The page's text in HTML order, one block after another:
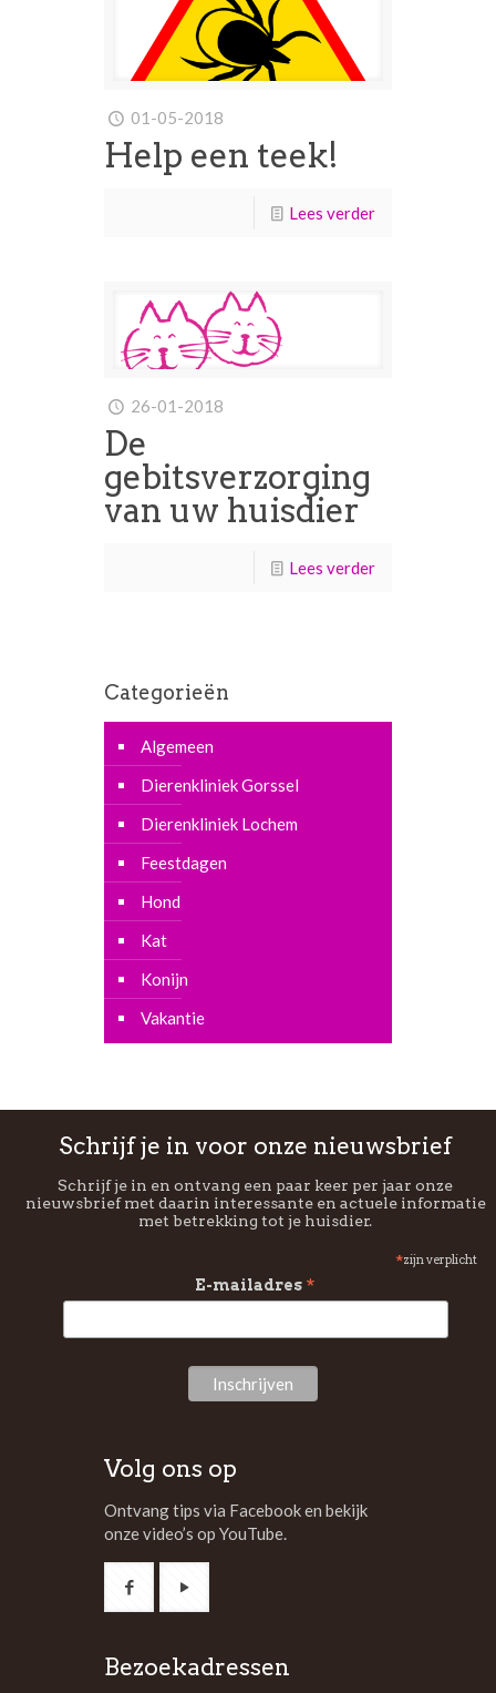
01-05-2018
Help een teek!
Lees verder
26-01-2018
De
gebitsverzorging
van uw huisdier
Lees verder
Categorieën
Algemeen
Dierenkliniek Gorssel
Dierenkliniek Lochem
Feestdagen
Hond
Kat
Konijn
Vakantie
Schrijf je in voor onze nieuwsbrief
Schrijf je in en ontvang een paar keer per jaar onze
nieuwsbrief met daarin interessante en actuele informatie
met betrekking tot je huisdier.
*zijn verplicht
E-mailadres *
Volg ons op
Ontvang tips via Facebook en bekijk
onze video’s op YouTube.
Bezoekadressen